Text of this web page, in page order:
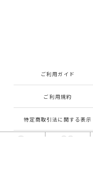
ご利用ガイド
ご利用規約
特定商取引法に関する表示